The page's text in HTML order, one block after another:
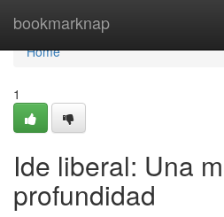
bookmarknap
Home
Home
1
Ide liberal: Una
profundidad